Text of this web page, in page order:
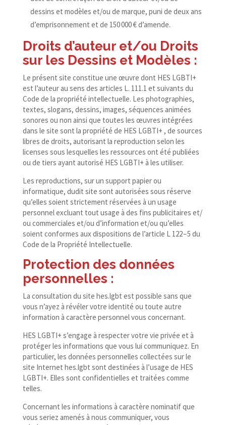
dessins et modèles et/​ou de marque, puni de deux ans
d’emprisonnement et de 150 000 € d’amende.
Droits d’auteur et/​ou Droits
sur les Dessins et Modèles :
Le présent site constitue une œuvre dont HES LGBTI+
est l’auteur au sens des articles L. 111.1 et suivants du
Code de la propriété intellectuelle. Les photographies,
textes, slogans, dessins, images, séquences animées
sonores ou non ainsi que toutes les œuvres intégrées
dans le site sont la propriété de HES LGBTI+ , de sources
libres de droits, autorisant la reproduction selon les
licenses sous lesquelles les ressources ont été publiées
ou de tiers ayant autorisé HES LGBTI+ à les utiliser.
Les reproductions, sur un support papier ou
informatique, dudit site sont autorisées sous réserve
qu’elles soient strictement réservées à un usage
personnel excluant tout usage à des fins publicitaires et/​
ou commerciales et/​ou d’information et/​ou qu’elles
soient conformes aux dispositions de l’article L 122 – 5 du
Code de la Propriété Intellectuelle.
Protection des données
personnelles :
La consultation du site hes​.lgbt est possible sans que
vous n’ayez à révéler votre identité ou toute autre
information à caractère personnel vous concernant.
HES LGBTI+ s’engage à respecter votre vie privée et à
protéger les informations que vous lui communiquez. En
particulier, les données personnelles collectées sur le
site Internet hes​.lgbt sont destinées à l’usage de HES
LGBTI+. Elles sont confidentielles et traitées comme
telles.
Concernant les informations à caractère nominatif que
vous seriez amenés à nous communiquer, vous